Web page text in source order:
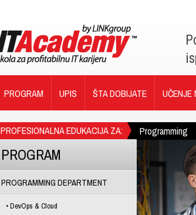
PROGRAM UPIS ŠTA DOBIJATE UČENJE
PROFESIONALNA EDUKACIJA ZA: Programming
PROGRAM
PROGRAMMING DEPARTMENT
DevOps & Cloud